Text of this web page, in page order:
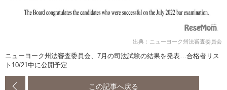
出典：ニューヨーク州法審査委員会
ニューヨーク州法審査委員会、7月の司法試験の結果を発表…合格者リス
ト10/21中に公開予定
この記事へ戻る